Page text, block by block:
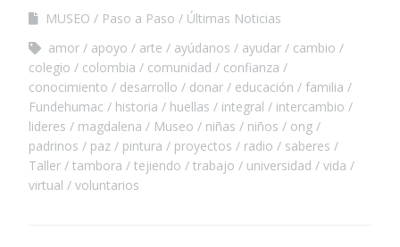
MUSEO Paso a Paso
Últimas Noticias
amor
apoyo arte ayúdanos ayudar
cambio
colegio
colombia comunidad
confianza
conocimiento
desarrollo donar educación
familia
Fundehumac
historia huellas integral
intercambio
lideres
magdalena Museo niñas niños
ong
padrinos
paz pintura proyectos radio
saberes
Taller
tambora tejiendo trabajo universidad
vida
virtual
voluntarios